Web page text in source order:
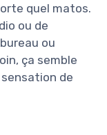
quel matos.
ou de
ou
ça semble
de